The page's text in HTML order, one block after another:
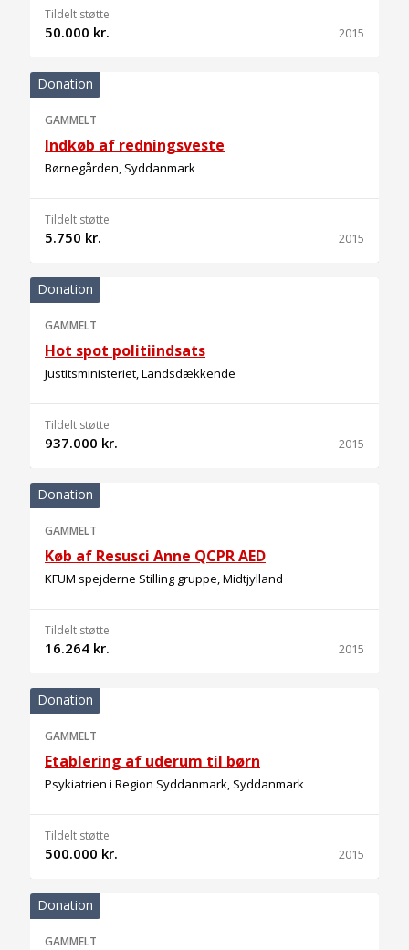
Tildelt støtte
50.000 kr. 2015
Donation
GAMMELT
Indkøb af redningsveste
Børnegården, Syddanmark
Tildelt støtte
5.750 kr. 2015
Donation
GAMMELT
Hot spot politiindsats
Justitsministeriet, Landsdækkende
Tildelt støtte
937.000 kr. 2015
Donation
GAMMELT
Køb af Resusci Anne QCPR AED
KFUM spejderne Stilling gruppe, Midtjylland
Tildelt støtte
16.264 kr. 2015
Donation
GAMMELT
Etablering af uderum til børn
Psykiatrien i Region Syddanmark, Syddanmark
Tildelt støtte
500.000 kr. 2015
Donation
GAMMELT